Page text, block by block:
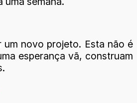
um novo projeto. Esta não é
esperança vã, construam